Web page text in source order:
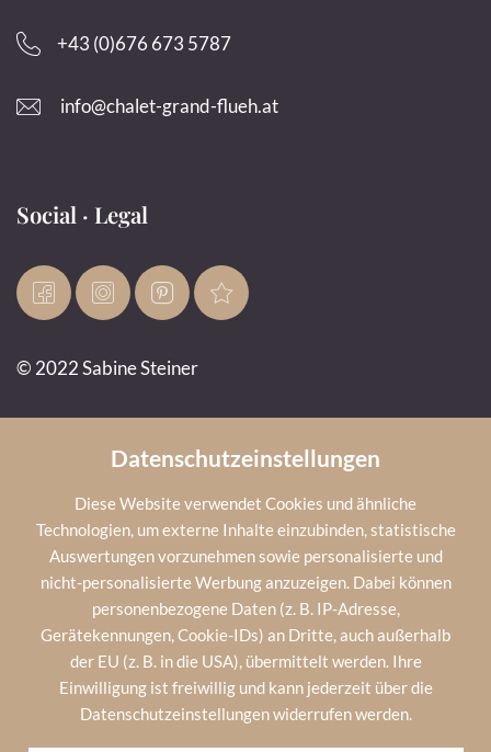
Datenschutzeinstellungen
Diese Website verwendet Cookies und ähnliche
Technologien, um externe Inhalte einzubinden, statistische
Auswertungen vorzunehmen sowie personalisierte und
nicht-personalisierte Werbung anzuzeigen. Dabei können
personenbezogene Daten (z. B. IP-Adresse,
Gerätekennungen, Cookie-IDs) an Dritte, auch außerhalb
der EU (z. B. in die USA), übermittelt werden. Ihre
Einwilligung ist freiwillig und kann jederzeit über die
Datenschutzeinstellungen widerrufen werden.
+43 (0)676 673 5787
info@chalet-grand-flueh.at
Social · Legal
© 2022 Sabine Steiner
Wetter
sonnig